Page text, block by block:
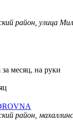
район, улица
за месяц, на руки
район,